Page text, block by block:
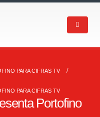
PARA CIFRAS TV
PARA CIFRAS TV
Portofino